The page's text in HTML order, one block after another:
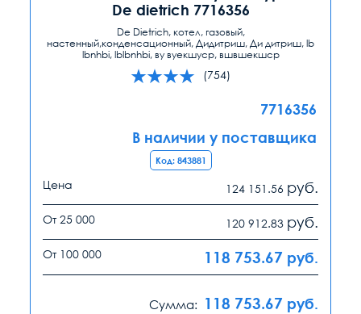
De dietrich 7716356
De Dietrich, котел, газовый,
настенный,конденсационный, Дидитриш, Ди дитриш, lb
lbnhbi, lblbnhbi, ву вуекшуср, вшвшекшср
(754)
7716356
В наличии у поставщика
Код: 843881
Цена 124 151.56 руб.
От 25 000 120 912.83 руб.
От 100 000 118 753.67 руб.
Сумма: 118 753.67 руб.